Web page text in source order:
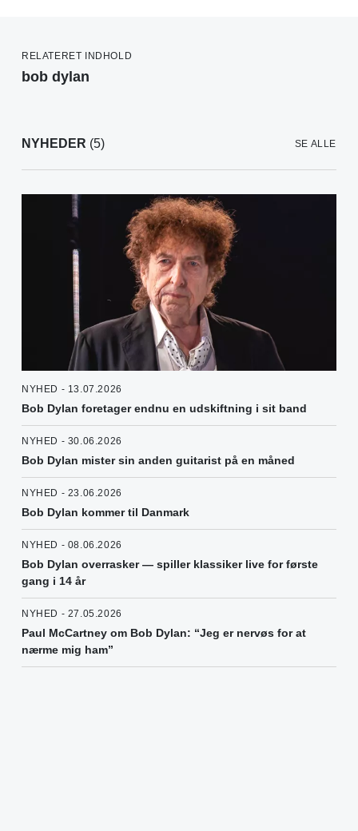
RELATERET INDHOLD
bob dylan
NYHEDER (5) SE ALLE
NYHED - 13.07.2026
Bob Dylan foretager endnu en udskiftning i sit band
NYHED - 30.06.2026
Bob Dylan mister sin anden guitarist på en måned
NYHED - 23.06.2026
Bob Dylan kommer til Danmark
NYHED - 08.06.2026
Bob Dylan overrasker — spiller klassiker live for første
gang i 14 år
NYHED - 27.05.2026
Paul McCartney om Bob Dylan: “Jeg er nervøs for at
nærme mig ham”